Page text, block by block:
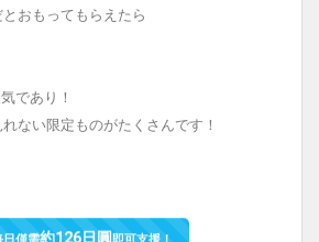
おもってもらえたら
であり！
ない限定ものがたくさんです！
約126日圓